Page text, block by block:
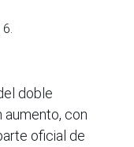
doble
aumento, con
oficial de